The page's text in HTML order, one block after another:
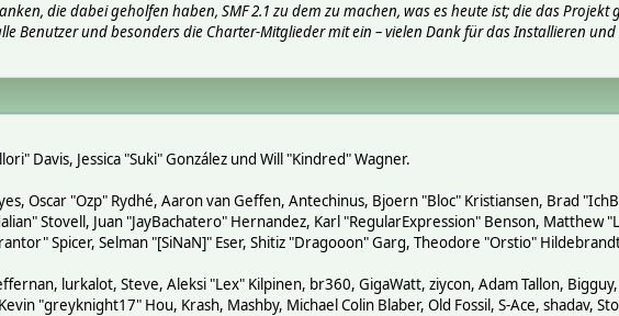
die dabei geholfen haben, SMF 2.1 zu dem zu machen, was es heute ist; die das
Benutzer und besonders die Charter-Mitglieder mit ein – vielen Dank für das Installieren
Davis, Jessica "Suki" González und Will "Kindred" Wagner.
Oscar "Ozp" Rydhé, Aaron van Geffen, Antechinus, Bjoern "Bloc" Kristiansen, Brad
Stovell, Juan "JayBachatero" Hernandez, Karl "RegularExpression" Benson,
Spicer, Selman "[SiNaN]" Eser, Shitiz "Dragooon" Garg, Theodore "Orstio"
lurkalot, Steve, Aleksi "Lex" Kilpinen, br360, GigaWatt, ziycon, Adam Tallon,
"greyknight17" Hou, Krash, Mashby, Michael Colin Blaber, Old Fossil, S-Ace, shadav,